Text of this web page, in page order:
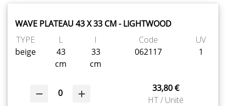
WAVE PLATEAU 43 X 33 CM - LIGHTWOOD
TYPE
beige
L
43
cm
l
33
cm
Code
062117
UV
1
0
33,80 €
HT / Unité